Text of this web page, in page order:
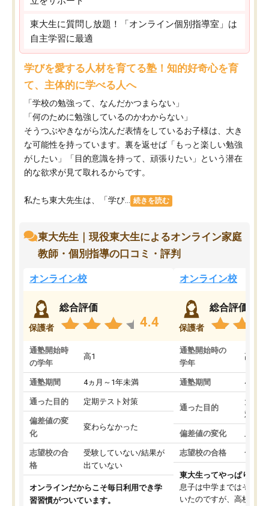
東大生に質問し放題！「オンライン個別指導室」は
自主学習に最適
学びを愛する人材を育てる塾！知的好奇心を育
て、主体的に学べる人へ
「学校の勉強って、なんだかつまらない」
「何のために勉強しているのかわからない」
そうつぶやきながら沈んだ表情をしているお子様は、大き
な可能性を持っています。裏を返せば「もっと楽しい勉強
がしたい」「目的意識を持って、頑張りたい」という潜在
的な欲求が見て取れるからです。
私たち東大先生は、「学び... 続きを読む
東大先生｜現役東大生によるオンライン家庭
教師・個別指導の口コミ・評判
オンライン校
保護者
総合評価
4.4
通塾開始時
の学年
高1
通塾期間 4ヵ月～1年未満
通った目的 定期テスト対策
偏差値の変
化
変わらなかった
志望校の合
格
受験していない/結果が
出ていない
オンラインだからこそ毎日利用でき学
習習慣がついています。
オンライン校
保護者
総合評価
通塾開始時の
学年
高3
通塾期間 4ヵ月
通った目的
大学
対策
偏差値の変化 上が
志望校の合格 合格
東大生ってやっぱりすご
息子は中学まではそこそ
いたのですが、高校に入